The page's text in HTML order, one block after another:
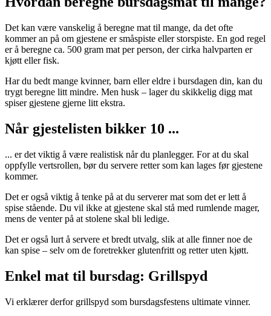
Det kan være vanskelig å beregne mat til mange, da det ofte
kommer an på om gjestene er småspiste eller storspiste. En god regel
er å beregne ca. 500 gram mat per person, der cirka halvparten er
kjøtt eller fisk.
Har du bedt mange kvinner, barn eller eldre i bursdagen din, kan du
trygt beregne litt mindre. Men husk – lager du skikkelig digg mat
spiser gjestene gjerne litt ekstra.
Når gjestelisten bikker 10 ...
... er det viktig å være realistisk når du planlegger. For at du skal
oppfylle vertsrollen, bør du servere retter som kan lages før gjestene
kommer.
Det er også viktig å tenke på at du serverer mat som det er lett å
spise stående. Du vil ikke at gjestene skal stå med rumlende mager,
mens de venter på at stolene skal bli ledige.
Det er også lurt å servere et bredt utvalg, slik at alle finner noe de
kan spise – selv om de foretrekker glutenfritt og retter uten kjøtt.
Enkel mat til bursdag: Grillspyd
Vi erklærer derfor grillspyd som bursdagsfestens ultimate vinner.